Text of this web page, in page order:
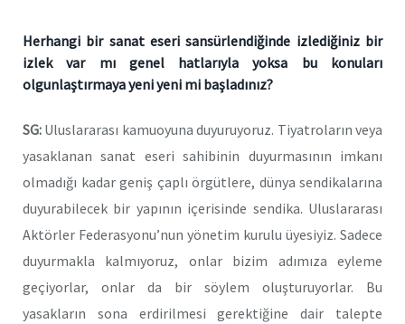
Herhangi bir sanat eseri sansürlendiğinde izlediğiniz bir
izlek var mı genel hatlarıyla yoksa bu konuları
olgunlaştırmaya yeni yeni mi başladınız?
SG: Uluslararası kamuoyuna duyuruyoruz. Tiyatroların veya
yasaklanan sanat eseri sahibinin duyurmasının imkanı
olmadığı kadar geniş çaplı örgütlere, dünya sendikalarına
duyurabilecek bir yapının içerisinde sendika. Uluslararası
Aktörler Federasyonu’nun yönetim kurulu üyesiyiz. Sadece
duyurmakla kalmıyoruz, onlar bizim adımıza eyleme
geçiyorlar, onlar da bir söylem oluşturuyorlar. Bu
yasakların sona erdirilmesi gerektiğine dair talepte